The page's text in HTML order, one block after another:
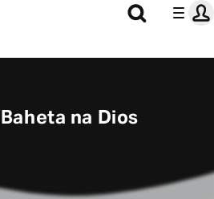
na Dios